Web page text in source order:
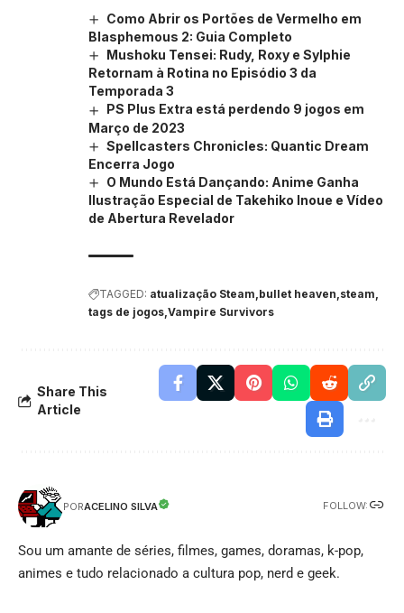
Como Abrir os Portões de Vermelho em
Blasphemous 2: Guia Completo
Mushoku Tensei: Rudy, Roxy e Sylphie
Retornam à Rotina no Episódio 3 da
Temporada 3
PS Plus Extra está perdendo 9 jogos em
Março de 2023
Spellcasters Chronicles: Quantic Dream
Encerra Jogo
O Mundo Está Dançando: Anime Ganha
Ilustração Especial de Takehiko Inoue e Vídeo
de Abertura Revelador
TAGGED: atualização Steam bullet heaven steam
tags de jogos Vampire Survivors
Share This
Article
PORACELINO SILVA FOLLOW:
Sou um amante de séries, filmes, games, doramas, k-pop,
animes e tudo relacionado a cultura pop, nerd e geek.